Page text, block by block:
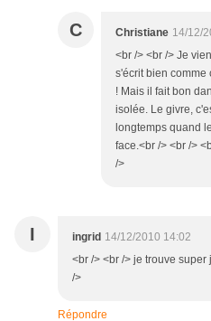
C Christiane 14/12/
<br /> <br /> Je
s'écrit bien comme
! Mais il fait bon
isolée. Le givre,
longtemps quand
face.<br /> <br />
/>
I ingrid 14/12/2010 14:02
<br /> <br /> je trouve
/>
Répondre